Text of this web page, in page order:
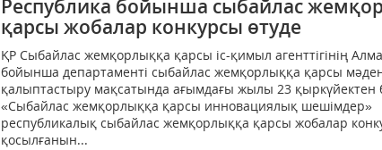
Республика бойынша сыбайлас
қарсы жобалар конкурсы өтуде
ҚР Сыбайлас жемқорлыққа қарсы іс-қимыл агенттігінің
бойынша департаменті сыбайлас жемқорлыққа қарсы
қалыптастыру мақсатында ағымдағы жылы 23 қыркүйектен
«Сыбайлас жемқорлыққа қарсы инновациялық шешімдер»
республикалық сыбайлас жемқорлыққа қарсы жобалар
қосылғанын...